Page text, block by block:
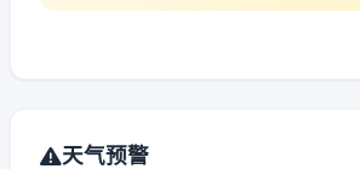
天气预警